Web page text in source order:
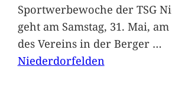
Sportwerbewoche der TSG
geht am Samstag, 31. Mai,
des Vereins in der Berger …
Niederdorfelden